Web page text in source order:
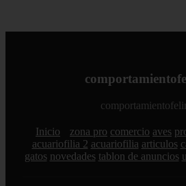
Inicio zona pro comercio aves
acuariofilia 2 acuariofilia articulos
gatos novedades tablon de anuncios